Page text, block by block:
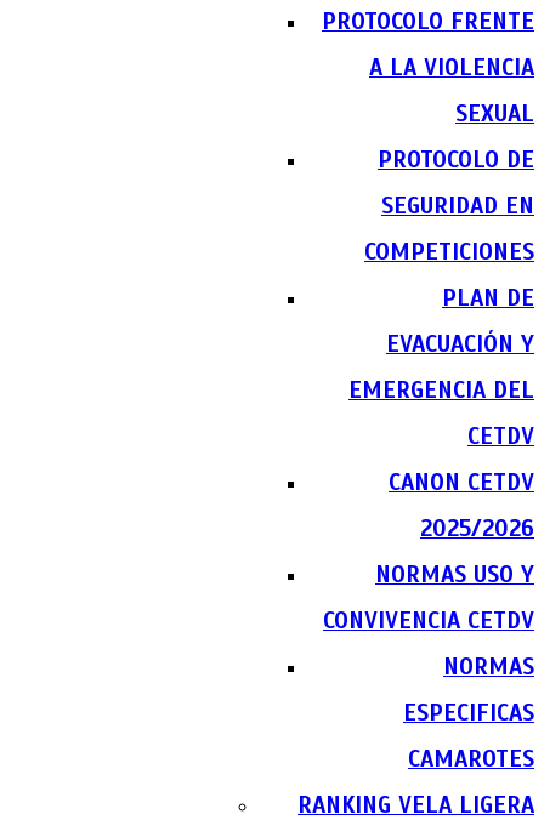
PROTOCOLO FRENTE
A LA VIOLENCIA
SEXUAL
PROTOCOLO DE
SEGURIDAD EN
COMPETICIONES
PLAN DE
EVACUACIÓN Y
EMERGENCIA DEL
CETDV
CANON CETDV
2025/2026
NORMAS USO Y
CONVIVENCIA CETDV
NORMAS
ESPECIFICAS
CAMAROTES
RANKING VELA LIGERA